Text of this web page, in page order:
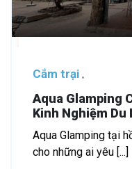
Cắm trại
Aqua Glamping
Kinh Nghiệm Du
Aqua Glamping tại
cho những ai yêu [...]